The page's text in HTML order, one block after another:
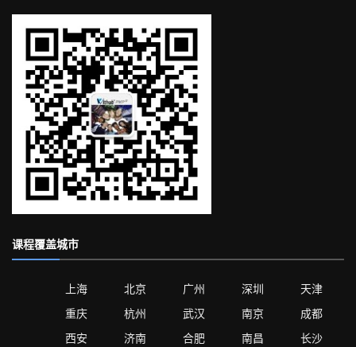
课程覆盖城市
上海 北京 广州 深圳
天津
重庆
杭州 武汉 南京
成都
西安
济南 合肥 南昌
长沙